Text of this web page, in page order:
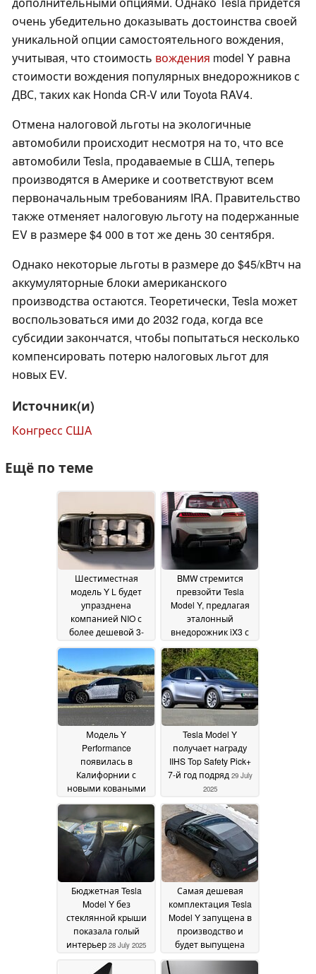
очень убедительно доказывать достоинства своей
уникальной опции самостоятельного вождения,
учитывая, что стоимость вождения model Y равна
стоимости вождения популярных внедорожников с
ДВС, таких как Honda CR-V или Toyota RAV4.
Отмена налоговой льготы на экологичные
автомобили происходит несмотря на то, что все
автомобили Tesla, продаваемые в США, теперь
производятся в Америке и соответствуют всем
первоначальным требованиям IRA. Правительство
также отменяет налоговую льготу на подержанные
EV в размере $4 000 в тот же день 30 сентября.
Однако некоторые льготы в размере до $45/кВтч на
аккумуляторные блоки американского
производства остаются. Теоретически, Tesla может
воспользоваться ими до 2032 года, когда все
субсидии закончатся, чтобы попытаться несколько
компенсировать потерю налоговых льгот для
новых EV.
Источник(и)
Конгресс США
Ещё по теме
Шестиместная
модель Y L будет
упразднена
компанией NIO с
более дешевой 3-
рядной моделью
Onvo L90,
предлагающей
сменные
аккумуляторы04
BMW стремится
превзойти Tesla
Model Y, предлагая
эталонный
внедорожник iX3 с
увеличенным
запасом хода и
комфортом Neue
Klasse04 August 2025
Модель Y
Performance
появилась в
Калифорнии с
новыми коваными
дисками Tesla01
August 2025
Tesla Model Y
получает награду
IIHS Top Safety Pick+
7-й год подряд 29 July
2025
Бюджетная Tesla
Model Y без
стеклянной крыши
показала голый
интерьер 28 July 2025
Самая дешевая
комплектация Tesla
Model Y запущена в
производство и
будет выпущена
после окончания